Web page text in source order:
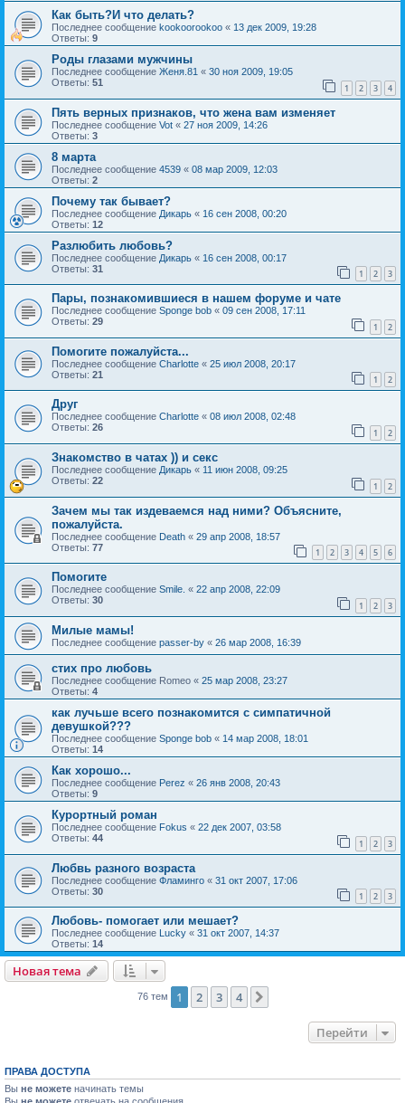
Как быть?И что делать?
Последнее сообщение kookoorookoo « 13 дек 2009, 19:28
Ответы: 9
Роды глазами мужчины
Последнее сообщение Женя.81 « 30 ноя 2009, 19:05
Ответы: 51 1 2 3 4
Пять верных признаков, что жена вам изменяет
Последнее сообщение Vot « 27 ноя 2009, 14:26
Ответы: 3
8 марта
Последнее сообщение 4539 « 08 мар 2009, 12:03
Ответы: 2
Почему так бывает?
Последнее сообщение Дикарь « 16 сен 2008, 00:20
Ответы: 12
Разлюбить любовь?
Последнее сообщение Дикарь « 16 сен 2008, 00:17
Ответы: 31 1 2 3
Пары, познакомившиеся в нашем форуме и чате
Последнее сообщение Sponge bob « 09 сен 2008, 17:11
Ответы: 29 1 2
Помогите пожалуйста...
Последнее сообщение Charlotte « 25 июл 2008, 20:17
Ответы: 21 1 2
Друг
Последнее сообщение Charlotte « 08 июл 2008, 02:48
Ответы: 26 1 2
Знакомство в чатах )) и секс
Последнее сообщение Дикарь « 11 июн 2008, 09:25
Ответы: 22 1 2
Зачем мы так издеваемся над ними? Объясните,
пожалуйста.
Последнее сообщение Death « 29 апр 2008, 18:57
Ответы: 77 1 2 3 4 5 6
Помогите
Последнее сообщение Smile. « 22 апр 2008, 22:09
Ответы: 30 1 2 3
Милые мамы!
Последнее сообщение passer-by « 26 мар 2008, 16:39
стих про любовь
Последнее сообщение Romeo « 25 мар 2008, 23:27
Ответы: 4
как лучьше всего познакомится с симпатичной
девушкой???
Последнее сообщение Sponge bob « 14 мар 2008, 18:01
Ответы: 14
Как хорошо...
Последнее сообщение Perez « 26 янв 2008, 20:43
Ответы: 9
Курортный роман
Последнее сообщение Fokus « 22 дек 2007, 03:58
Ответы: 44 1 2 3
Любвь разного возраста
Последнее сообщение Фламинго « 31 окт 2007, 17:06
Ответы: 30 1 2 3
Любовь- помогает или мешает?
Последнее сообщение Lucky « 31 окт 2007, 14:37
Ответы: 14
Новая тема
76 тем 1 2 3 4
Перейти
ПРАВА ДОСТУПА
Вы не можете начинать темы